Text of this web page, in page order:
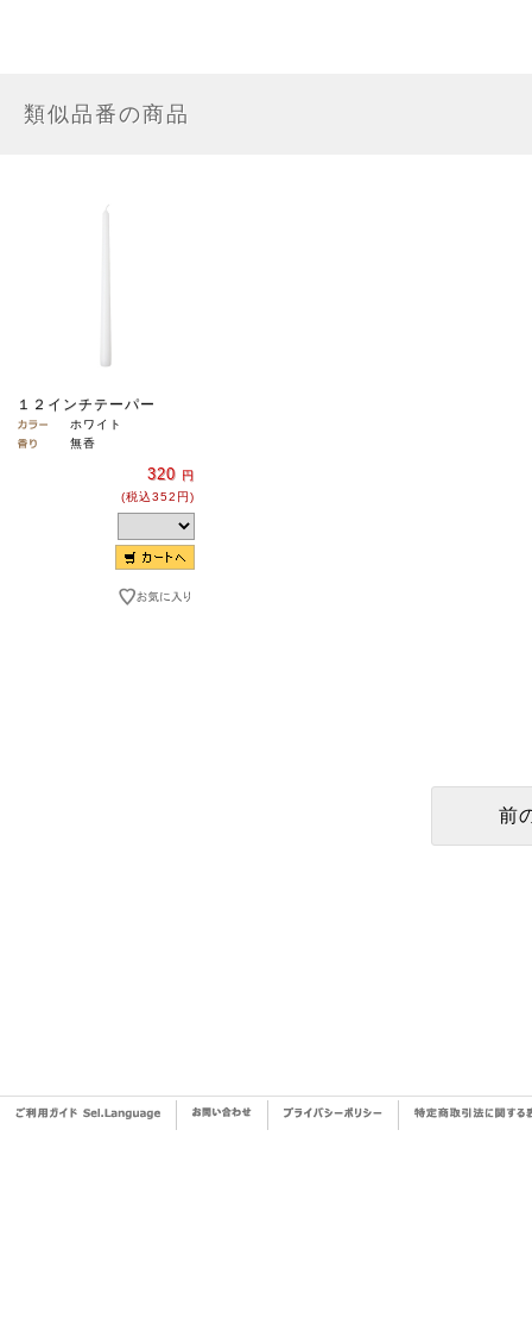
類似品番の商品
１２インチテーパー
ホワイト
無香
320 円
(税込352円)